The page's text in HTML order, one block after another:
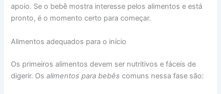
apoio. Se o bebê mostra interesse pelos alimentos e está
pronto, é o momento certo para começar.
Alimentos adequados para o início
Os primeiros alimentos devem ser nutritivos e fáceis de
digerir. Osalimentos para bebês comuns nessa fase são: